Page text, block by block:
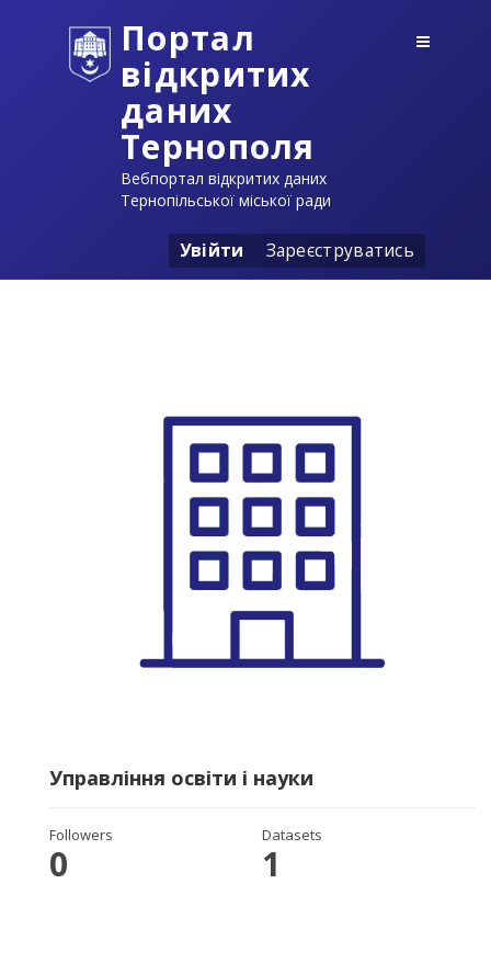
Портал
відкритих
даних
Тернополя
Вебпортал відкритих даних
Тернопільської міської ради
Увійти Зареєструватись
Управління освіти і науки
Followers
0
Datasets
1